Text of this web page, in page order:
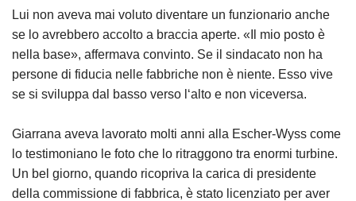
Lui non aveva mai voluto diventare un funzionario anche
se lo avrebbero accolto a braccia aperte. «Il mio posto è
nella base», affermava convinto. Se il sindacato non ha
persone di fiducia nelle fabbriche non è niente. Esso vive
se si sviluppa dal basso verso l‘alto e non viceversa.
Giarrana aveva lavorato molti anni alla Escher-Wyss come
lo testimoniano le foto che lo ritraggono tra enormi turbine.
Un bel giorno, quando ricopriva la carica di presidente
della commissione di fabbrica, è stato licenziato per aver